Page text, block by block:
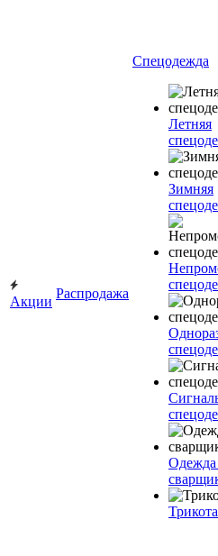
Акции
Распродажа
Спецодежда
Летняя
Зимняя
Одежда